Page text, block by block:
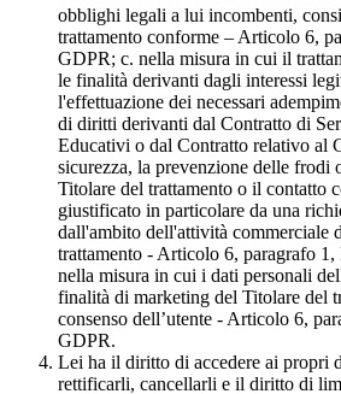
obblighi legali a lui incombenti,
trattamento conforme – Articolo 6,
GDPR; c. nella misura in cui il
le finalità derivanti dagli interessi
l'effettuazione dei necessari
di diritti derivanti dal Contratto di
Educativi o dal Contratto relativo al
sicurezza, la prevenzione delle frodi
Titolare del trattamento o il contatto
giustificato in particolare da una
dall'ambito dell'attività commerciale
trattamento - Articolo 6, paragrafo
nella misura in cui i dati personali
finalità di marketing del Titolare del
consenso dell’utente - Articolo 6,
GDPR.
Lei ha il diritto di accedere ai propri
rettificarli, cancellarli e il diritto di